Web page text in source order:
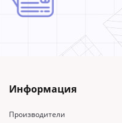
Информация
Производители